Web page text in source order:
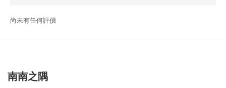
尚未有任何評價
南南之隅